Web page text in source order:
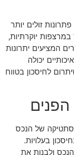
זולים יותר
יוקרתיות,
המציעים יתרונות
יכולה
לחיסכון בטווח
הפנים
של הנכס
בעלויות.
ולבנות את